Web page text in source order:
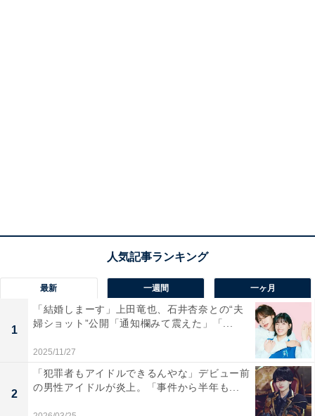
最新 一週間 一ヶ月
1
「結婚しまーす」上田竜也、石井杏奈との“夫
婦ショット”公開「通知欄みて震えた」「...
2025/11/27
2
「犯罪者もアイドルできるんやな」デビュー前
の男性アイドルが炎上。「事件から半年も...